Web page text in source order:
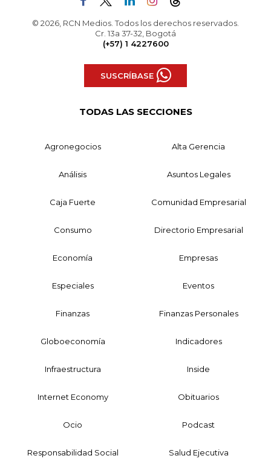
© 2026, RCN Medios. Todos los derechos reservados.
Cr. 13a 37-32, Bogotá
(+57) 1 4227600
SUSCRÍBASE
TODAS LAS SECCIONES
Agronegocios Alta Gerencia
Análisis Asuntos Legales
Caja Fuerte Comunidad Empresarial
Consumo Directorio Empresarial
Economía Empresas
Especiales Eventos
Finanzas Finanzas Personales
Globoeconomía Indicadores
Infraestructura Inside
Internet Economy Obituarios
Ocio Podcast
Responsabilidad Social Salud Ejecutiva